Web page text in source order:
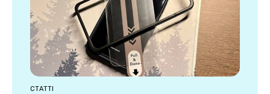
СТАТТІ